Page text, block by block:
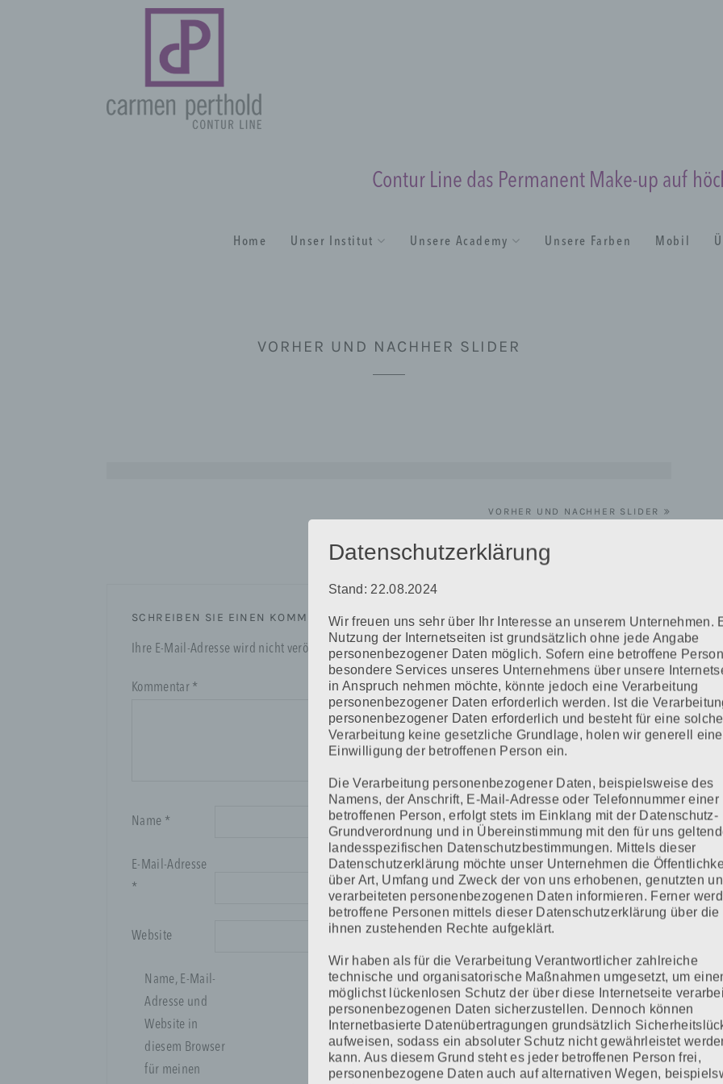
Contur Line das Permanent Make-up auf
Home Unser Institut Unsere Academy Unsere Farben Mobil
VORHER UND NACHHER SLIDER
VORHER UND NACHHER SLIDER
SCHREIBEN SIE EINEN KOMMENTAR
Ihre E-Mail-Adresse wird nicht veröffentlicht.Erforderliche Felder sind mit*markiert
Kommentar *
Name *
E-Mail-Adresse
*
Website
Name, E-Mail-
Adresse und
Website in
diesem Browser
für meinen
Datenschutzerklärung
Stand: 22.08.2024
Wir freuen uns sehr über Ihr Interesse an unserem Unternehmen.
Nutzung der Internetseiten ist grundsätzlich ohne jede Angabe
personenbezogener Daten möglich. Sofern eine betroffene Person
besondere Services unseres Unternehmens über unsere
in Anspruch nehmen möchte, könnte jedoch eine Verarbeitung
personenbezogener Daten erforderlich werden. Ist die
personenbezogener Daten erforderlich und besteht für eine solche
Verarbeitung keine gesetzliche Grundlage, holen wir generell eine
Einwilligung der betroffenen Person ein.
Die Verarbeitung personenbezogener Daten, beispielsweise des
Namens, der Anschrift, E-Mail-Adresse oder Telefonnummer einer
betroffenen Person, erfolgt stets im Einklang mit der Datenschutz-
Grundverordnung und in Übereinstimmung mit den für uns
landesspezifischen Datenschutzbestimmungen. Mittels dieser
Datenschutzerklärung möchte unser Unternehmen die
über Art, Umfang und Zweck der von uns erhobenen, genutzten
verarbeiteten personenbezogenen Daten informieren. Ferner
betroffene Personen mittels dieser Datenschutzerklärung über die
ihnen zustehenden Rechte aufgeklärt.
Wir haben als für die Verarbeitung Verantwortlicher zahlreiche
technische und organisatorische Maßnahmen umgesetzt, um
möglichst lückenlosen Schutz der über diese Internetseite
personenbezogenen Daten sicherzustellen. Dennoch können
Internetbasierte Datenübertragungen grundsätzlich
aufweisen, sodass ein absoluter Schutz nicht gewährleistet
kann. Aus diesem Grund steht es jeder betroffenen Person frei,
personenbezogene Daten auch auf alternativen Wegen,